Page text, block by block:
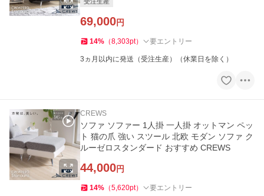
69,000円
14% （8,303pt） 要エントリー
3ヵ月以内に発送（受注生産）（休業日を除く）
CREWS
ソファ ソファー 1人掛 一人掛 オットマン ペッ
ト 猫の爪 強い スツール 北欧 モダン ソファ ク
ルーゼロスタンダード おすすめ CREWS
44,000円
14% （5,620pt） 要エントリー